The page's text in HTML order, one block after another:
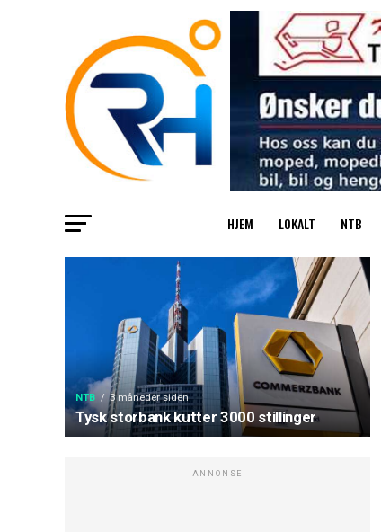
HJEM LOKALT NTB
NTB 3 måneder siden
Tysk storbank kutter 3000 stillinger
ANNONSE